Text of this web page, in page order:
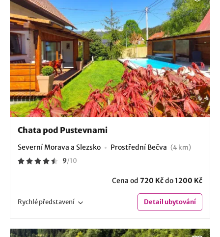
Chata pod Pustevnami
Severní Morava a Slezsko Prostřední Bečva (4 km)
9/10
Cena od 720 Kčdo1200 Kč
Rychlépředstavení Detailubytování